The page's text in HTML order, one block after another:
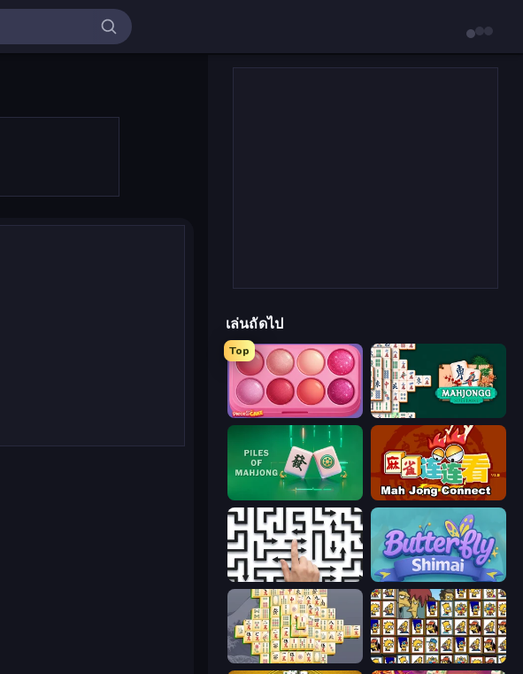
เล่นถัดไป
Top
Piece of Cake: Merge and Bake Mahjongg Solitaire
Piles of Mahjong Mahjong Connect (Legacy)
Arrow Escape: Puzzle Butterfly Shimai
Mahjong Online Tiles of the Simpsons